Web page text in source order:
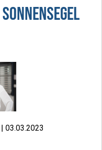
| 03.03.2023